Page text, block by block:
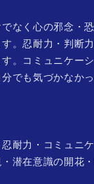
なく心の邪念・
。忍耐力・判断
。コミュニケー
でも気づかなか
耐力・コミュニ
潜在意識の開花